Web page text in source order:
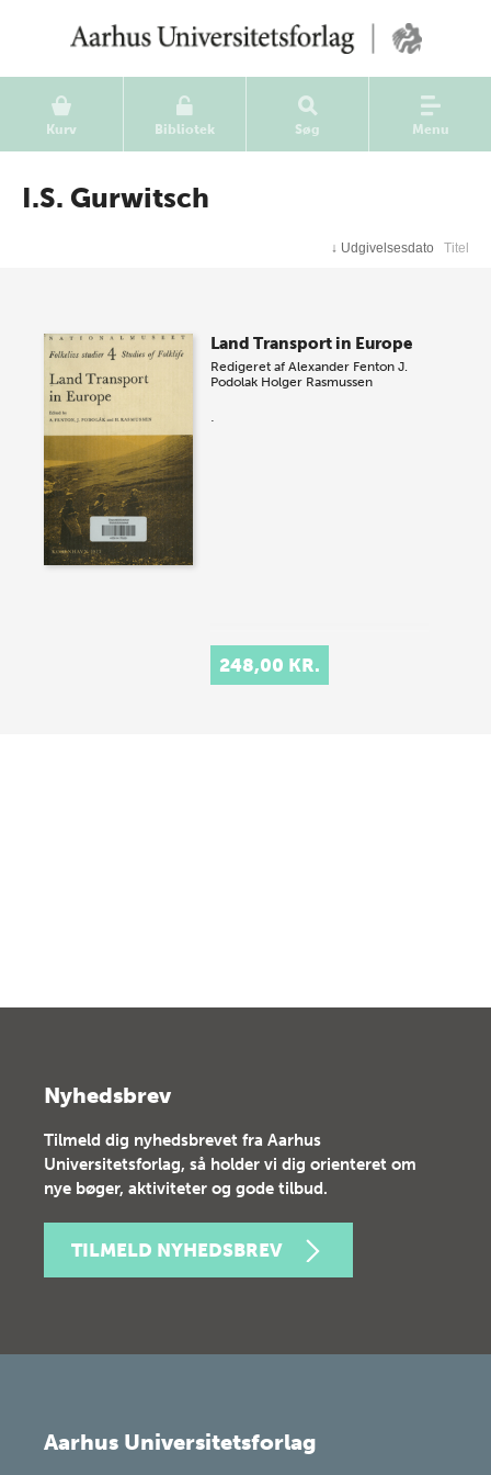
Kurv Bibliotek Søg Menu
I.S. Gurwitsch
↓ Udgivelsesdato Titel
Land Transport in Europe
Redigeret afAlexander Fenton J.
Podolak Holger Rasmussen
.
248,00 KR.
Nyhedsbrev
Tilmeld dig nyhedsbrevet fra Aarhus
Universitetsforlag, så holder vi dig orienteret om
nye bøger, aktiviteter og gode tilbud.
TILMELD NYHEDSBREV
Aarhus Universitetsforlag